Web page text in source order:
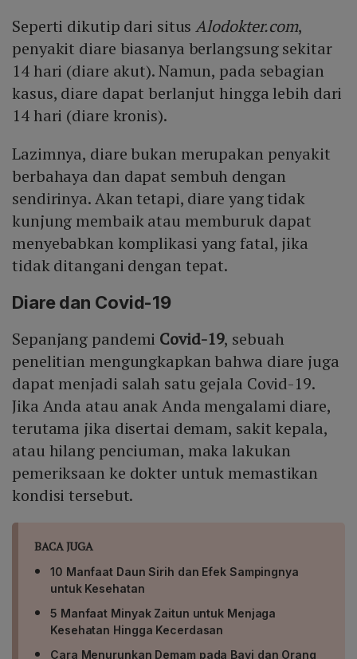
Seperti dikutip dari situsAlodokter.com,
penyakit diare biasanya berlangsung sekitar
14 hari (diare akut). Namun, pada sebagian
kasus, diare dapat berlanjut hingga lebih dari
14 hari (diare kronis).
Lazimnya, diare bukan merupakan penyakit
berbahaya dan dapat sembuh dengan
sendirinya. Akan tetapi, diare yang tidak
kunjung membaik atau memburuk dapat
menyebabkan komplikasi yang fatal, jika
tidak ditangani dengan tepat.
Diare dan Covid-19
Sepanjang pandemi Covid-19, sebuah
penelitian mengungkapkan bahwa diare juga
dapat menjadi salah satu gejala Covid-19.
Jika Anda atau anak Anda mengalami diare,
terutama jika disertai demam, sakit kepala,
atau hilang penciuman, maka lakukan
pemeriksaan ke dokter untuk memastikan
kondisi tersebut.
BACA JUGA
10 Manfaat Daun Sirih dan Efek Sampingnya
untuk Kesehatan
5 Manfaat Minyak Zaitun untuk Menjaga
Kesehatan Hingga Kecerdasan
Cara Menurunkan Demam pada Bayi dan Orang